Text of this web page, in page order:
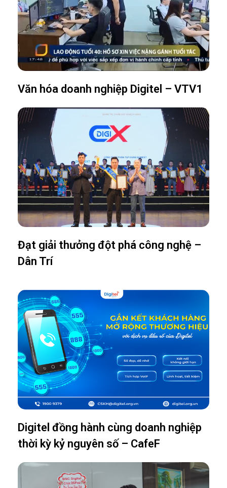
Văn hóa doanh nghiệp Digitel – VTV1
Đạt giải thưởng đột phá công nghệ –
Dân Trí
Digitel đồng hành cùng doanh nghiệp
thời kỳ kỷ nguyên số – CafeF